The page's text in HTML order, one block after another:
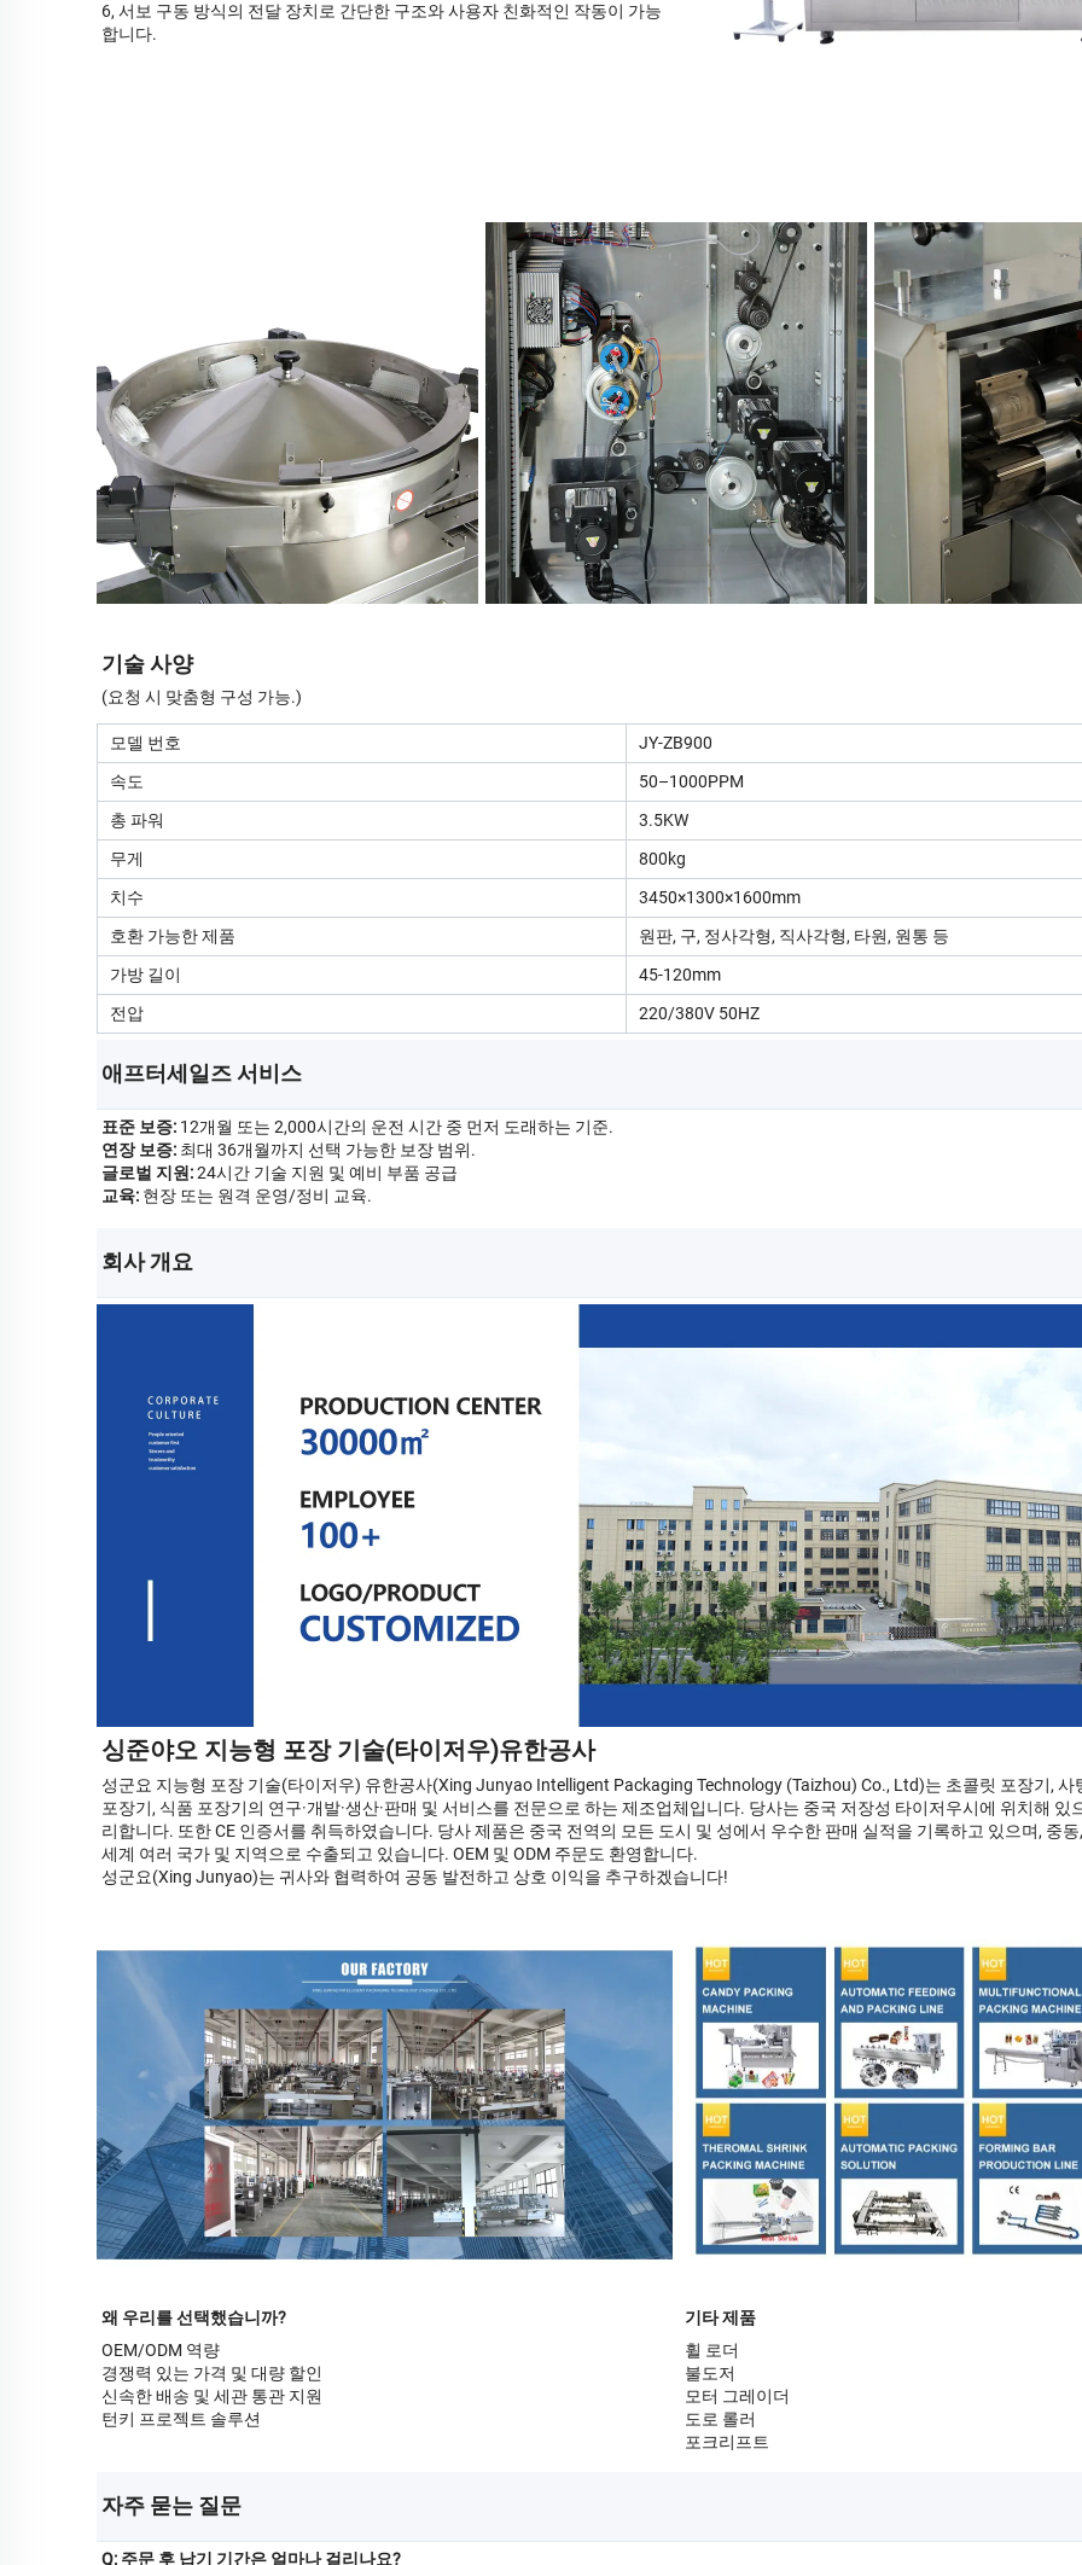
6, 서보 구동 방식의 전달 장치로 간단한 구조와 사용자 친화적인 작동이 가능
합니다.
기술 사양
(요청 시 맞춤형 구성 가능.)
모델 번호
JY-ZB900
속도
50–1000PPM
총 파워
3.5KW
무게
800kg
치수
3450×1300×1600mm
호환 가능한 제품
원판, 구, 정사각형, 직사각형, 타원, 원통 등
가방 길이
45-120mm
전압
220/380V 50HZ
애프터세일즈 서비스
표준 보증: 12개월 또는 2,000시간의 운전 시간 중 먼저 도래하는 기준.
연장 보증: 최대 36개월까지 선택 가능한 보장 범위.
글로벌 지원:24시간 기술 지원 및 예비 부품 공급
교육: 현장 또는 원격 운영/정비 교육.
회사 개요
싱준야오 지능형 포장 기술(타이저우)유한공사
성군요 지능형 포장 기술(타이저우) 유한공사(Xing Junyao Intelligent Packaging Technology (Taizhou) Co., Ltd)는 초콜릿 포장기, 사
포장기, 식품 포장기의 연구·개발·생산·판매 및 서비스를 전문으로 하는 제조업체입니다. 당사는 중국 저장성 타이저우시에 위치해 있
리합니다. 또한 CE 인증서를 취득하였습니다. 당사 제품은 중국 전역의 모든 도시 및 성에서 우수한 판매 실적을 기록하고 있으며, 중
세계 여러 국가 및 지역으로 수출되고 있습니다. OEM 및 ODM 주문도 환영합니다.
성군요(Xing Junyao)는 귀사와 협력하여 공동 발전하고 상호 이익을 추구하겠습니다!
왜 우리를 선택했습니까?
기타 제품
OEM/ODM 역량
경쟁력 있는 가격 및 대량 할인
신속한 배송 및 세관 통관 지원
턴키 프로젝트 솔루션
휠 로더
불도저
모터 그레이더
도로 롤러
포크리프트
자주 묻는 질문
Q: 주문 후 납기 기간은 얼마나 걸리나요?